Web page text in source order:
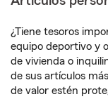
¿Tiene tesoros
equipo deportivo y
de vivienda o
de sus artículos
de valor estén